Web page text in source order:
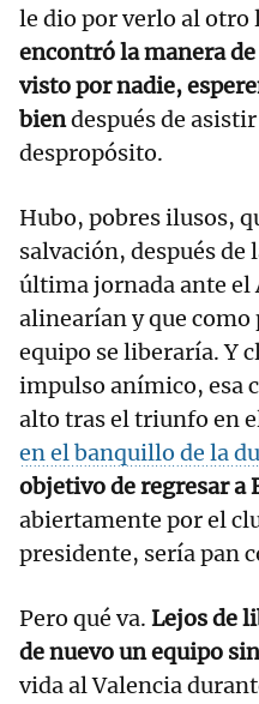
le dio por verlo al
encontró la manera
visto por nadie,
biendespués de
despropósito.
Hubo, pobres ilusos,
salvación, después de
última jornada ante el
alinearían y que como
equipo se liberaría. Y
impulso anímico, esa
alto tras el triunfo en
en el banquillo de la
objetivo de regresar a
abiertamente por el
presidente, sería pan
Pero qué va. Lejos de
de nuevo un equipo
vida al Valencia